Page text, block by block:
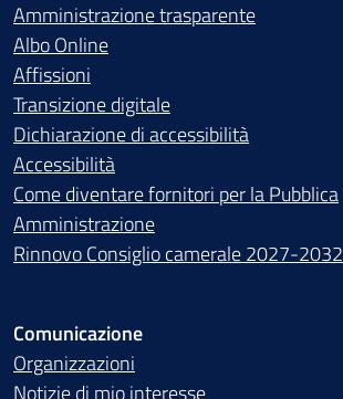
Amministrazione trasparente
Albo Online
Affissioni
Transizione digitale
Dichiarazione di accessibilità
Accessibilità
Come diventare fornitori per la Pubblica
Amministrazione
Rinnovo Consiglio camerale 2027-2032
Comunicazione
Organizzazioni
Notizie di mio interesse